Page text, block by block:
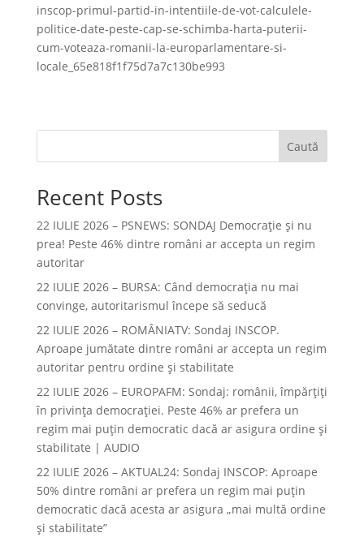
inscop-primul-partid-in-intentiile-de-vot-calculele-
politice-date-peste-cap-se-schimba-harta-puterii-
cum-voteaza-romanii-la-europarlamentare-si-
locale_65e818f1f75d7a7c130be993
Caută
Recent Posts
22 IULIE 2026 – PSNEWS: SONDAJ Democrație și nu
prea! Peste 46% dintre români ar accepta un regim
autoritar
22 IULIE 2026 – BURSA: Când democraţia nu mai
convinge, autoritarismul începe să seducă
22 IULIE 2026 – ROMÂNIATV: Sondaj INSCOP.
Aproape jumătate dintre români ar accepta un regim
autoritar pentru ordine și stabilitate
22 IULIE 2026 – EUROPAFM: Sondaj: românii, împărțiți
în privința democrației. Peste 46% ar prefera un
regim mai puțin democratic dacă ar asigura ordine și
stabilitate | AUDIO
22 IULIE 2026 – AKTUAL24: Sondaj INSCOP: Aproape
50% dintre români ar prefera un regim mai puțin
democratic dacă acesta ar asigura „mai multă ordine
și stabilitate”